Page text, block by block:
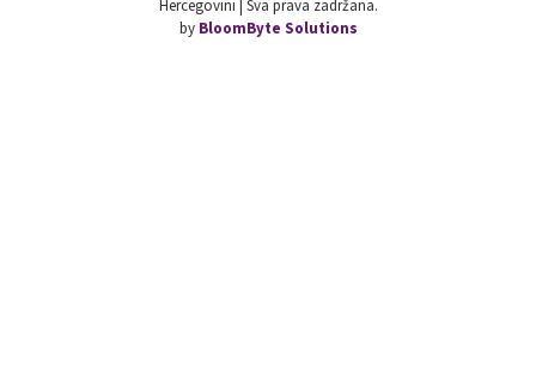
Hercegovini | Sva prava zadržana.
by BloomByte Solutions